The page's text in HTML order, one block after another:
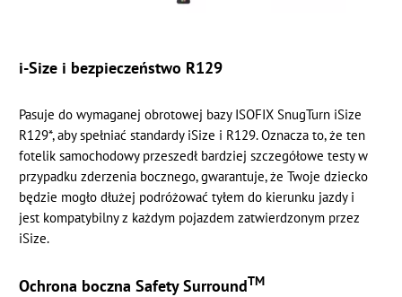
i-Size i bezpieczeństwo R129
Pasuje do wymaganej obrotowej bazy ISOFIX SnugTurn iSize
R129*, aby spełniać standardy iSize i R129. Oznacza to, że ten
fotelik samochodowy przeszedł bardziej szczegółowe testy w
przypadku zderzenia bocznego, gwarantuje, że Twoje dziecko
będzie mogło dłużej podróżować tyłem do kierunku jazdy i
jest kompatybilny z każdym pojazdem zatwierdzonym przez
iSize.
Ochrona boczna Safety SurroundTM